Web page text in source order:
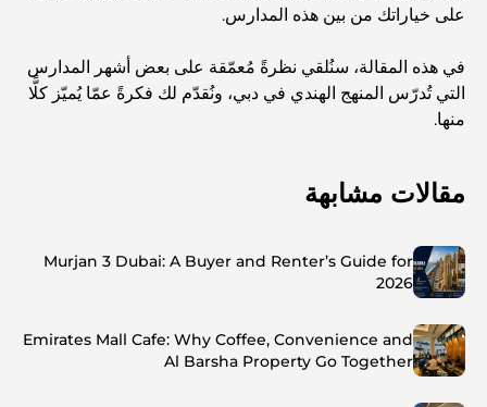
على خياراتك من بين هذه المدارس.
في هذه المقالة، سنُلقي نظرةً مُعمّقة على بعض أشهر المدارس
التي تُدرّس المنهج الهندي في دبي، ونُقدّم لك فكرةً عمّا يُميّز كلًّا
منها.
مقالات مشابهة
Murjan 3 Dubai: A Buyer and Renter’s Guide for
2026
Emirates Mall Cafe: Why Coffee, Convenience and
Al Barsha Property Go Together